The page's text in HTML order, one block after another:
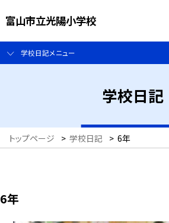
富山市立光陽小学校
学校日記メニュー
学校日記
トップページ > 学校日記 > 6年
6年